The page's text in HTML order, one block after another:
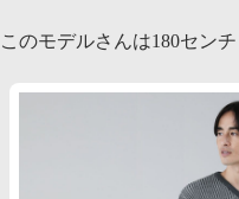
このモデルさんは180センチ